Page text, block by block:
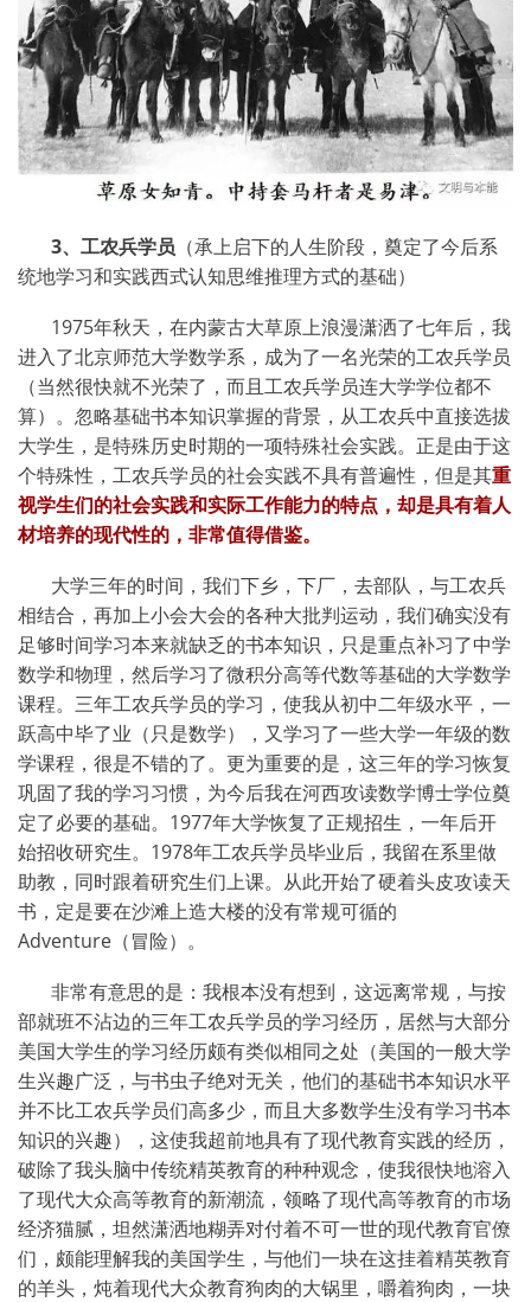
3、工农兵学员 （承上启下的人生阶段，奠定了今后系
统地学习和实践西式认知思维推理方式的基础）
1975年秋天，在内蒙古大草原上浪漫潇洒了七年后，我
进入了北京师范大学数学系，成为了一名光荣的工农兵学员
（当然很快就不光荣了，而且工农兵学员连大学学位都不
算）。忽略基础书本知识掌握的背景，从工农兵中直接选拔
大学生，是特殊历史时期的一项特殊社会实践。正是由于这
个特殊性，工农兵学员的社会实践不具有普遍性，但是其重
视学生们的社会实践和实际工作能力的特点，却是具有着人
材培养的现代性的，非常值得借鉴。
大学三年的时间，我们下乡，下厂，去部队，与工农兵
相结合，再加上小会大会的各种大批判运动，我们确实没有
足够时间学习本来就缺乏的书本知识，只是重点补习了中学
数学和物理，然后学习了微积分高等代数等基础的大学数学
课程。三年工农兵学员的学习，使我从初中二年级水平，一
跃高中毕了业（只是数学），又学习了一些大学一年级的数
学课程，很是不错的了。更为重要的是，这三年的学习恢复
巩固了我的学习习惯，为今后我在河西攻读数学博士学位奠
定了必要的基础。 1977年大学恢复了正规招生，一年后开
始招收研究生。 1978年工农兵学员毕业后，我留在系里做
助教，同时跟着研究生们上课。从此开始了硬着头皮攻读天
书，定是要在沙滩上造大楼的没有常规可循的
Adventure （冒险）。
非常有意思的是：我根本没有想到，这远离常规，与按
部就班不沾边的三年工农兵学员的学习经历，居然与大部分
美国大学生的学习经历颇有类似相同之处（美国的一般大学
生兴趣广泛，与书虫子绝对无关，他们的基础书本知识水平
并不比工农兵学员们高多少，而且大多数学生没有学习书本
知识的兴趣），这使我超前地具有了现代教育实践的经历，
破除了我头脑中传统精英教育的种种观念，使我很快地溶入
了现代大众高等教育的新潮流，领略了现代高等教育的市场
经济猫腻，坦然潇洒地糊弄对付着不可一世的现代教育官僚
们，颇能理解我的美国学生，与他们一块在这挂着精英教育
的羊头，炖着现代大众教育狗肉的大锅里，嚼着狗肉，一块